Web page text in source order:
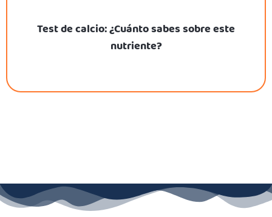
Test de calcio: ¿Cuánto sabes sobre este
nutriente?